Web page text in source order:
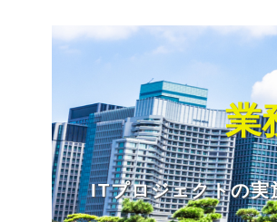
業
ITプロジェクトの実